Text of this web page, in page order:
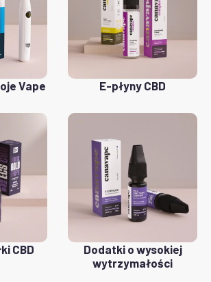
Vape E-płyny CBD
CBD
Dodatki o wysokiej
wytrzymałości